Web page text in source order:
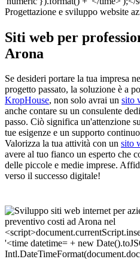
Progettazione e sviluppo website
Siti web per
Arona
Se desideri portare la tua impresa
progetto passato, la soluzione è a
KropHouse, non solo avrai un sito
anche contare su un consulente
passo. Ciò significa un'attenzione
tue esigenze e un supporto
Valorizza la tua attività con un sito
avere al tuo fianco un esperto che
delle piccole e medie imprese.
verso il successo digitale!